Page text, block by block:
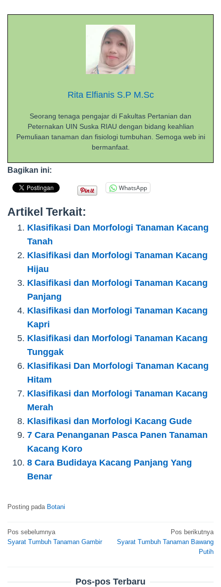
Rita Elfianis S.P M.Sc
Seorang tenaga pengajar di Fakultas Pertanian dan
Peternakan UIN Suska RIAU dengan bidang keahlian
Pemuliaan tanaman dan fisiologi tumbuhan. Semoga web ini
bermanfaat.
Bagikan ini:
WhatsApp
Artikel Terkait:
Klasifikasi Dan Morfologi Tanaman Kacang
Tanah
Klasifikasi dan Morfologi Tanaman Kacang
Hijau
Klasifikasi dan Morfologi Tanaman Kacang
Panjang
Klasifikasi dan Morfologi Tanaman Kacang
Kapri
Klasifikasi dan Morfologi Tanaman Kacang
Tunggak
Klasifikasi Dan Morfologi Tanaman Kacang
Hitam
Klasifikasi dan Morfologi Tanaman Kacang
Merah
Klasifikasi dan Morfologi Kacang Gude
7 Cara Penanganan Pasca Panen Tanaman
Kacang Koro
8 Cara Budidaya Kacang Panjang Yang
Benar
Posting pada Botani
Navigasi
pos
Pos sebelumnya
Syarat Tumbuh Tanaman Gambir
Pos berikutnya
Syarat Tumbuh Tanaman Bawang
Putih
Pos-pos Terbaru